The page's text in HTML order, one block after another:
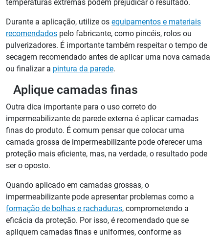
temperaturas extremas podem prejudicar o resultado.
Durante a aplicação, utilize os equipamentos e materiais
recomendados pelo fabricante, como pincéis, rolos ou
pulverizadores. É importante também respeitar o tempo de
secagem recomendado antes de aplicar uma nova camada
ou finalizar a pintura da parede.
Aplique camadas finas
Outra dica importante para o uso correto do
impermeabilizante de parede externa é aplicar camadas
finas do produto. É comum pensar que colocar uma
camada grossa de impermeabilizante pode oferecer uma
proteção mais eficiente, mas, na verdade, o resultado pode
ser o oposto.
Quando aplicado em camadas grossas, o
impermeabilizante pode apresentar problemas como a
formação de bolhas e rachaduras, comprometendo a
eficácia da proteção. Por isso, é recomendado que se
apliquem camadas finas e uniformes, conforme as